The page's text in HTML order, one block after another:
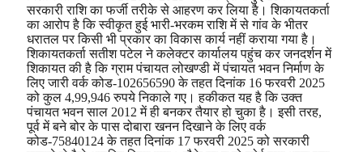
सरकारी राशि का फर्जी तरीके से आहरण कर लिया है। शिकायतकर्ता
का आरोप है कि स्वीकृत हुई भारी-भरकम राशि में से गांव के भीतर
धरातल पर किसी भी प्रकार का विकास कार्य नहीं कराया गया है।
शिकायतकर्ता सतीश पटेल ने कलेक्टर कार्यालय पहुंच कर जनदर्शन में
शिकायत की है कि ग्राम पंचायत लोखण्डी में पंचायत भवन निर्माण के
लिए जारी वर्क कोड-102656590 के तहत दिनांक 16 फरवरी 2025
को कुल 4,99,946 रुपये निकाले गए। हकीकत यह है कि उक्त
पंचायत भवन साल 2012 में ही बनकर तैयार हो चुका है। इसी तरह,
पूर्व में बने बोर के पास दोबारा खनन दिखाने के लिए वर्क
कोड-75840124 के तहत दिनांक 17 फरवरी 2025 को सरकारी